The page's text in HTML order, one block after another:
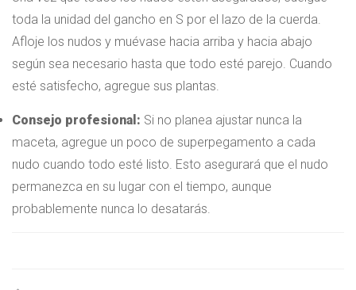
toda la unidad del gancho en S por el lazo de la cuerda.
Afloje los nudos y muévase hacia arriba y hacia abajo
según sea necesario hasta que todo esté parejo. Cuando
esté satisfecho, agregue sus plantas.
Consejo profesional: Si no planea ajustar nunca la
maceta, agregue un poco de superpegamento a cada
nudo cuando todo esté listo. Esto asegurará que el nudo
permanezca en su lugar con el tiempo, aunque
probablemente nunca lo desatarás.